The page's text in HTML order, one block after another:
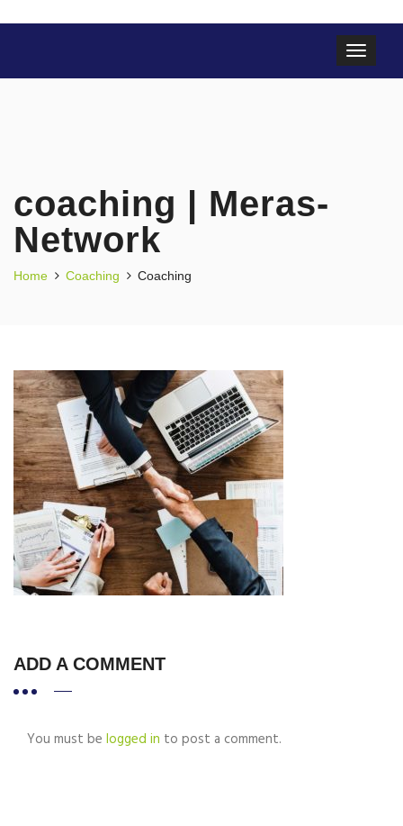
coaching | Meras-
Network
Home Coaching Coaching
ADD A COMMENT
You must be logged in to post a comment.